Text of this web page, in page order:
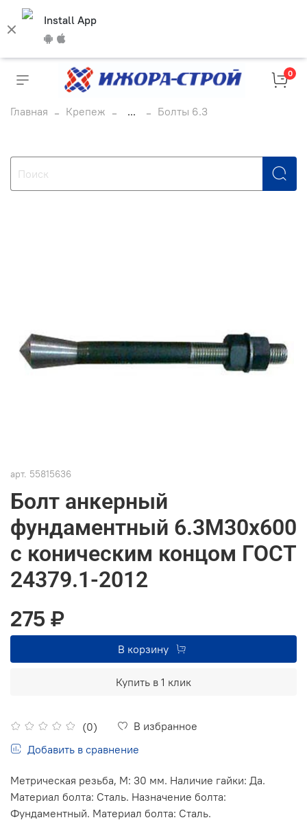
Install App
0
Главная Крепеж ... Болты 6.3
арт. 55815636
Болт анкерный
фундаментный 6.3М30х600
с коническим концом ГОСТ
24379.1-2012
(0)
В избранное
Добавить в сравнение
275 ₽
В корзину
Купить в 1 клик
Метрическая резьба, М: 30 мм. Наличие гайки: Да.
Материал болта: Сталь. Назначение болта:
Фундаментный. Материал болта: Сталь.